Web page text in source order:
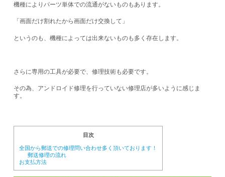
機種によりパーツ単体での流通がないものもあります。
「画面だけ割れたから画面だけ交換して」
というのも、機種によっては出来ないものも多く存在します。
さらに専用の工具が必要で、修理技術も必要です。
その為、アンドロイド修理を行っていない修理店が多いように感じま
す。
目次
全国から郵送での修理問い合わせ多く頂いております！
郵送修理の流れ
お支払方法